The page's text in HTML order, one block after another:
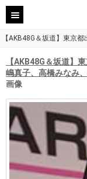
【AKB48G＆坂道】東京
【AKB48G＆坂道】
嶋真子、高橋みなみ
画像